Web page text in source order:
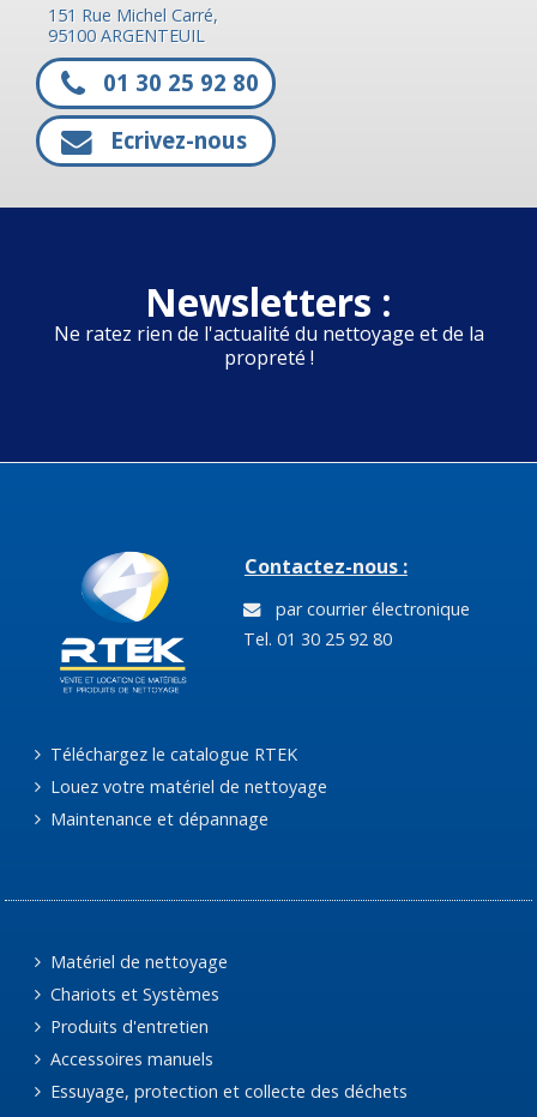
151 Rue Michel Carré,
95100 ARGENTEUIL
01 30 25 92 80
Ecrivez-nous
Newsletters :
Ne ratez rien de l'actualité du nettoyage et de la
propreté !
Contactez-nous :
par courrier électronique
Tel. 01 30 25 92 80
Téléchargez le catalogue RTEK
Louez votre matériel de nettoyage
Maintenance et dépannage
Matériel de nettoyage
Chariots et Systèmes
Produits d'entretien
Accessoires manuels
Essuyage, protection et collecte des déchets